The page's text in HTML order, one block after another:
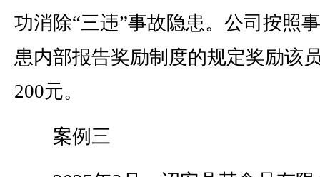
功消除“三违”事故隐患。公司按照
患内部报告奖励制度的规定奖励该
200元。
案例三